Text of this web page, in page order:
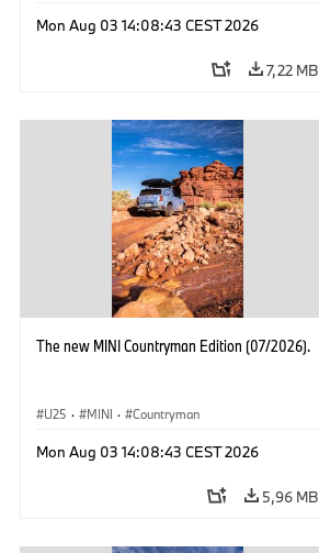
Mon Aug 03 14:08:43 CEST 2026
7,22 MB
The new MINI Countryman Edition (07/2026).
U25 · MINI · Countryman
Mon Aug 03 14:08:43 CEST 2026
5,96 MB